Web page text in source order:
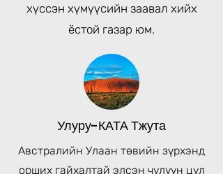
хүссэн хүмүүсийн заавал хийх
ёстой газар юм.
Улуру-КАТА Тжута
Австралийн Улаан төвийн зүрхэнд
орших гайхалтай элсэн чулуун цул